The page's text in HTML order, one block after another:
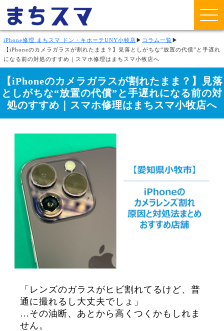
iPhone修理 まちスマ ドン・キホーテUNY小牧店 ▶ コラム一覧 ▶
【iPhoneのカメラガラスが割れたまま？】見落としがちな“放置の代償”と手遅れ
になる前の対処のすすめ｜スマホ修理はまちスマ小牧店へ
【iPhoneのカメラガラスが割れたまま？】見落
としがちな“放置の代償”と手遅れになる前の対
処のすすめ｜スマホ修理はまちスマ小牧店へ
「レンズのガラスがヒビ割れてるけど、普
通に撮れるし大丈夫でしょ」
…その油断、あとから高くつくかもしれま
せん。